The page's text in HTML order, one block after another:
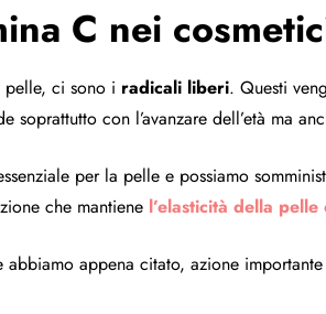
C nei
pelle, ci sono i radicali liberi. Questi
soprattutto con l’avanzare dell’età ma
per la pelle e possiamo
che mantiene l’elasticità della pelle
abbiamo appena citato, azione